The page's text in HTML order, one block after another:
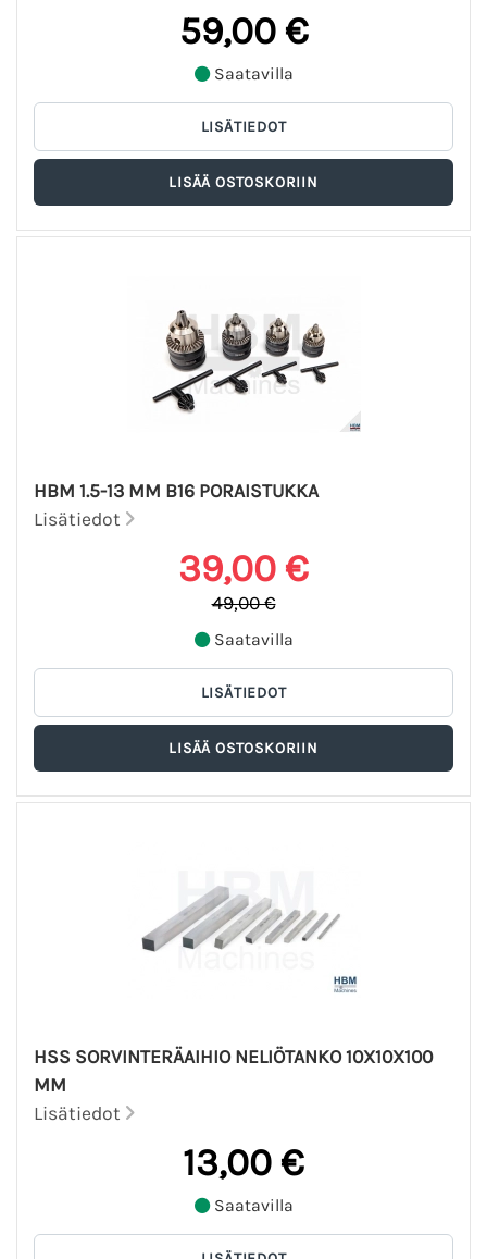
59,00 €
Saatavilla
HBM 1.5-13 MM B16 PORAISTUKKA
Lisätiedot
39,00 €
49,00 €
Saatavilla
HSS SORVINTERÄAIHIO NELIÖTANKO 10X10X100
MM
Lisätiedot
13,00 €
Saatavilla